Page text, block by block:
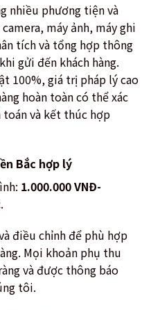
nhiều phương tiện và
máy ảnh, máy ghi
tích và tổng hợp thông
gửi đến khách hàng.
100%, giá trị pháp lý cao
hoàn toàn có thể xác
và kết thúc hợp
Bắc hợp lý
1.000.000 VNĐ-
điều chỉnh để phù hợp
Mọi khoản phụ thu
và được thông báo
tôi.